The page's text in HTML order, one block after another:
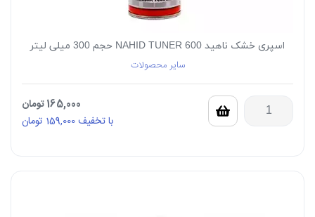
اسپری خشک ناهید NAHID TUNER 600 حجم 300 میلی لیتر
سایر محصولات
165,000تومان
با تخفیف159,000 تومان